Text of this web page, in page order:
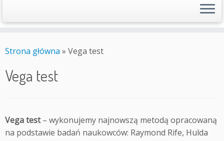
doStrona główna » Vega test
Vega test
Vega test– wykonujemy najnowszą metodą opracowaną
na podstawie badań naukowców: Raymond Rife, Hulda